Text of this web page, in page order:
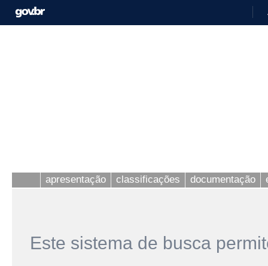
apresentação classificações documentação
Este sistema de busca